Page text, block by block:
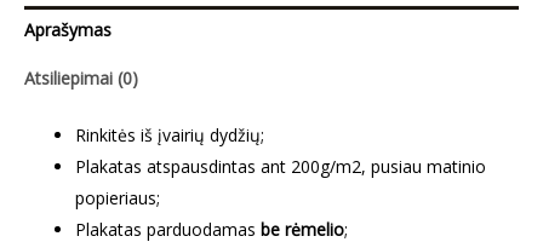
Aprašymas
Atsiliepimai (0)
Rinkitės iš įvairių dydžių;
Plakatas atspausdintas ant 200g/m2, pusiau matinio
popieriaus;
Plakatas parduodamas be rėmelio;